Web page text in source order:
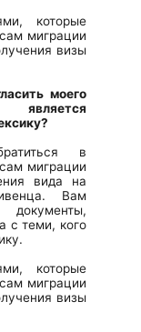
которые
миграции
визы
моего
в
миграции
вида на
Вам
с теми, кого
которые
миграции
визы